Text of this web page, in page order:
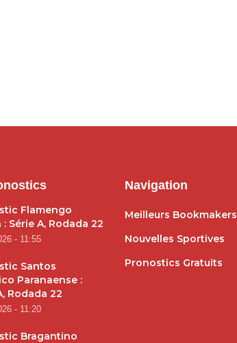
Flamengo
Série A, Rodada 22
- 11:55
Santos
Paranaense :
Rodada 22
- 11:20
Bragantino
Navigation
Meilleurs Bookmakers
Nouvelles Sportives
Pronostics Gratuits